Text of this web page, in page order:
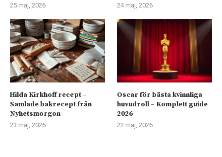
25 maj, 2026 24 maj, 2026
Hilda Kirkhoff recept –
Samlade bakrecept från
Nyhetsmorgon
23 maj, 2026
Oscar för bästa kvinnliga
huvudroll – Komplett guide
2026
22 maj, 2026